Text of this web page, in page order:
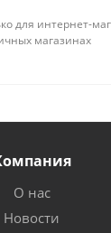
для интернет-
магазинах
О нас
Новости